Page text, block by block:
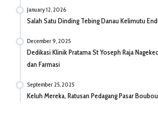
January 12, 2026
Salah Satu Dinding Tebing Danau Kelimutu
December 9, 2025
Dedikasi Klinik Pratama St Yoseph Raja
dan Farmasi
September 25, 2025
Keluh Mereka, Ratusan Pedagang Pasar